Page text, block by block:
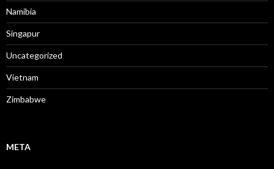
Namibia
Singapur
Uncategorized
Vietnam
Zimbabwe
META